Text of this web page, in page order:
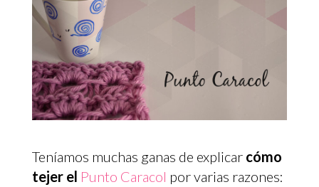
Teníamos muchas ganas de explicar cómo
tejer el Punto Caracol por varias razones: